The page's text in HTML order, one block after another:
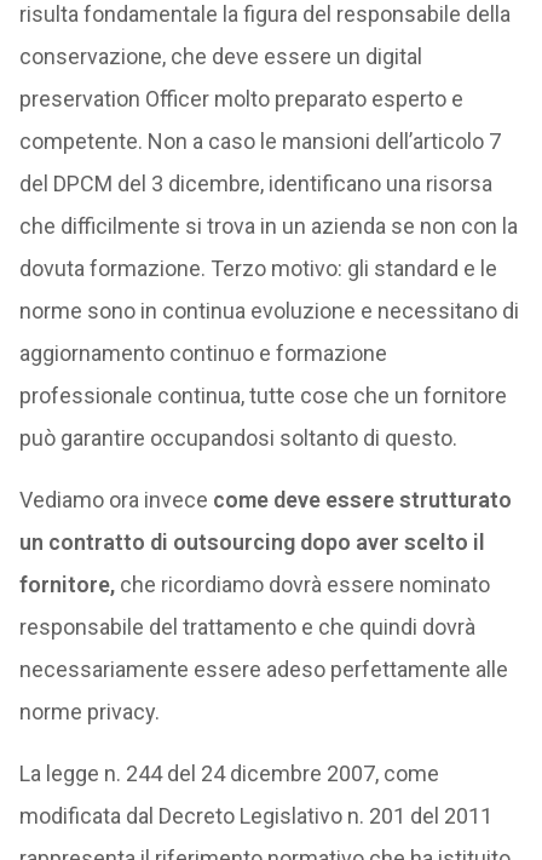
risulta fondamentale la figura del responsabile della
conservazione, che deve essere un digital
preservation Officer molto preparato esperto e
competente. Non a caso le mansioni dell’articolo 7
del DPCM del 3 dicembre, identificano una risorsa
che difficilmente si trova in un azienda se non con la
dovuta formazione. Terzo motivo: gli standard e le
norme sono in continua evoluzione e necessitano di
aggiornamento continuo e formazione
professionale continua, tutte cose che un fornitore
può garantire occupandosi soltanto di questo.
Vediamo ora invece come deve essere strutturato
un contratto di outsourcing dopo aver scelto il
fornitore, che ricordiamo dovrà essere nominato
responsabile del trattamento e che quindi dovrà
necessariamente essere adeso perfettamente alle
norme privacy.
La legge n. 244 del 24 dicembre 2007, come
modificata dal Decreto Legislativo n. 201 del 2011